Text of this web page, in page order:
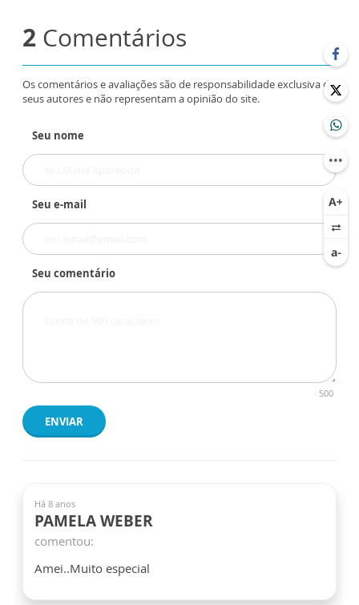
2 Comentários
Os comentários e avaliações são de responsabilidade exclusiva de
seus autores e não representam a opinião do site.
Seu nome
Seu e-mail
Seu comentário
500
ENVIAR
Há 8 anos
PAMELA WEBER
comentou:
Amei..Muito especial